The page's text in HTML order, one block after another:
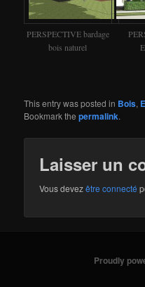
PERSPECTIVE bardage
bois naturel
This entry was posted in Bois,
Bookmark thepermalink.
Laisser un
Vous devezêtre connecté
Proudly